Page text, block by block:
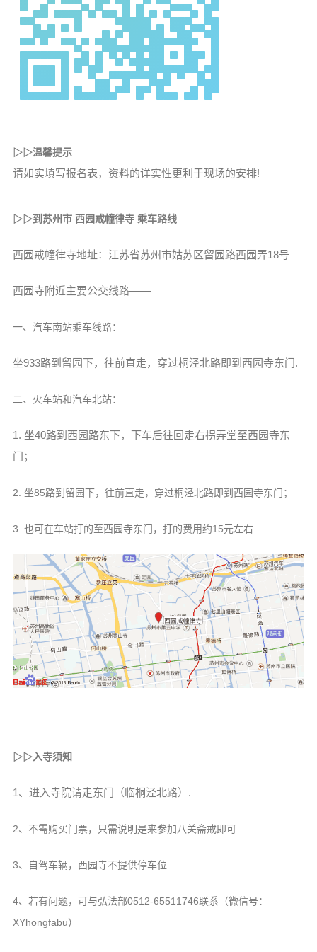
▷▷温馨提示
请如实填写报名表，资料的详实性更利于现场的安排!
▷▷到苏州市 西园戒幢律寺 乘车路线
西园戒幢律寺地址：江苏省苏州市姑苏区留园路西园弄18号
西园寺附近主要公交线路——
一、汽车南站乘车线路：
坐933路到留园下，往前直走，穿过桐泾北路即到西园寺东门.
二、火车站和汽车北站：
1. 坐40路到西园路东下，下车后往回走右拐弄堂至西园寺东
门；
2. 坐85路到留园下，往前直走，穿过桐泾北路即到西园寺东门；
3. 也可在车站打的至西园寺东门，打的费用约15元左右.
▷▷入寺须知
1、进入寺院请走东门（临桐泾北路）.
2、不需购买门票，只需说明是来参加八关斋戒即可.
3、自驾车辆，西园寺不提供停车位.
4、若有问题，可与弘法部0512-65511746联系（微信号：
XYhongfabu）